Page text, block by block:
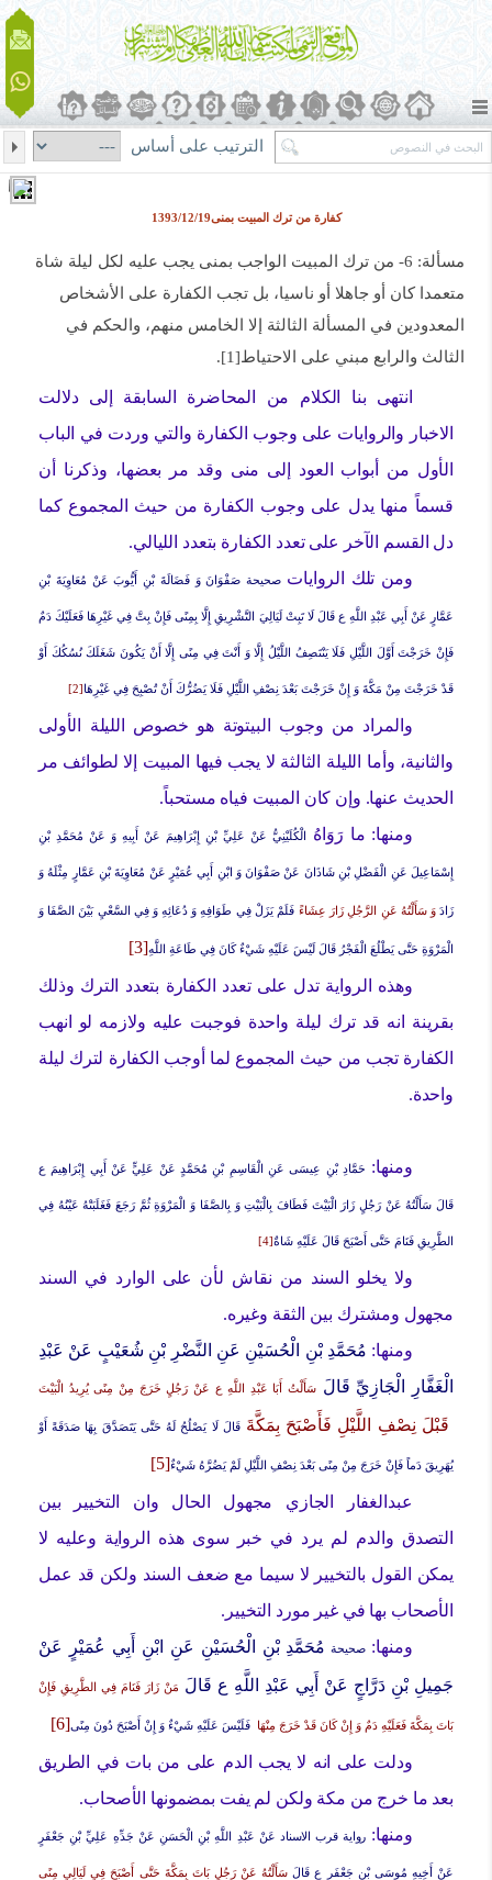
الترتيب على أساس
كفارة من ترك المبيت بمنى1393/12/19
مسألة: 6- من ترك المبيت الواجب بمنى يجب عليه لكل ليلة شاة
متعمدا كان أو جاهلا أو ناسيا، بل تجب الكفارة على الأشخاص
المعدودين في المسألة الثالثة إلا الخامس منهم، والحكم في
الثالث والرابع مبني على الاحتياط[1].
انتهى بنا الكلام من المحاضرة السابقة إلى دلالت
الاخبار والروايات على وجوب الكفارة والتي وردت في الباب
الأول من أبواب العود إلى منى وقد مر بعضها، وذكرنا أن
قسماً منها يدل على وجوب الكفارة من حيث المجموع كما
دل القسم الآخر على تعدد الكفارة بتعدد الليالي.
ومن تلك الرواياتصحيحة صَفْوَانَ وَ فَضَالَةَ بْنِ أَيُّوبَ عَنْ مُعَاوِيَةَ بْنِ
عَمَّارٍ عَنْ أَبِي عَبْدِ اللَّهِ ع قَالَلَا تَبِتْ لَيَالِيَ التَّشْرِيقِ إِلَّا بِمِنًى فَإِنْ بِتَّ فِي غَيْرِهَا فَعَلَيْكَ دَمٌ
فَإِنْ خَرَجْتَ أَوَّلَ اللَّيْلِ فَلَا يَنْتَصِفُ اللَّيْلُ إِلَّا وَ أَنْتَ فِي مِنًى إِلَّا أَنْ يَكُونَ شَغَلَكَ نُسُكُكَ أَوْ
قَدْ خَرَجْتَ مِنْ مَكَّةَ وَ إِنْ خَرَجْتَ بَعْدَ نِصْفِ اللَّيْلِ فَلَا يَضُرُّكَ أَنْ تُصْبِحَ فِي غَيْرِهَا [2]
والمراد من وجوب البيتوتة هو خصوص الليلة الأولى
والثانية، وأما الليلة الثالثة لا يجب فيها المبيت إلا لطوائف مر
الحديث عنها. وإن كان المبيت فياه مستحباً.
ومنها: مارَوَاهُ الْكُلَيْنِيُّ عَنْ عَلِيِّ بْنِ إِبْرَاهِيمَ عَنْ أَبِيهِ وَ عَنْ مُحَمَّدِ بْنِ
إِسْمَاعِيلَ عَنِ الْفَضْلِ بْنِ شَاذَانَ عَنْ صَفْوَانَ وَ ابْنِ أَبِي عُمَيْرٍ عَنْ مُعَاوِيَةَ بْنِ عَمَّارٍ مِثْلَهُ وَ
زَادَوَ سَأَلْتُهُ عَنِ الرَّجُلِ زَارَ عِشَاءً فَلَمْ يَزَلْ فِي طَوَافِهِ وَ دُعَائِهِ وَ فِي السَّعْيِ بَيْنَ الصَّفَا وَ
الْمَرْوَةِ حَتَّى يَطْلُعَ الْفَجْرُ قَالَ لَيْسَ عَلَيْهِ شَيْ‏ءٌ كَانَ فِي طَاعَةِ اللَّهِ[3]
وهذه الرواية تدل على تعدد الكفارة بتعدد الترك وذلك
بقرينة انه قد ترك ليلة واحدة فوجبت عليه ولازمه لو انهب
الكفارة تجب من حيث المجموع لما أوجب الكفارة لترك ليلة
واحدة.
ومنها: حَمَّادِ بْنِ عِيسَى عَنِ الْقَاسِمِ بْنِ مُحَمَّدٍ عَنْ عَلِيٍّ عَنْ أَبِي إِبْرَاهِيمَ ع
قَالَ سَأَلْتُهُ عَنْ رَجُلٍ زَارَ الْبَيْتَ فَطَافَ‏ بِالْبَيْتِ وَ بِالصَّفَا وَ الْمَرْوَةِ ثُمَّ رَجَعَ فَغَلَبَتْهُ عَيْنُهُ فِي
الطَّرِيقِ فَنَامَ حَتَّى أَصْبَحَ قَالَ عَلَيْهِ شَاةٌ[4]
ولا يخلو السند من نقاش لأن على الوارد في السند
مجهول ومشترك بين الثقة وغيره.
ومنها: مُحَمَّدِ بْنِ الْحُسَيْنِ عَنِ النَّضْرِ بْنِ شُعَيْبٍ عَنْ عَبْدِ
الْغَفَّارِ الْجَازِيِّ قَالَ
سَأَلْتُ أَبَا عَبْدِ اللَّهِ ع عَنْ رَجُلٍ خَرَجَ مِنْ مِنًى يُرِيدُ الْبَيْتَ
قَبْلَ نِصْفِ اللَّيْلِ فَأَصْبَحَ بِمَكَّةَ قَالَ لَا يَصْلُحُ لَهُ حَتَّى يَتَصَدَّقَ بِهَا صَدَقَةً أَوْ
يُهَرِيقَ دَماً فَإِنْ خَرَجَ مِنْ مِنًى بَعْدَ نِصْفِ اللَّيْلِ لَمْ يَضُرَّهُ شَيْ‏ءٌ[5]
عبدالغفار الجازي مجهول الحال وان التخيير بين
التصدق والدم لم يرد في خبر سوى هذه الرواية وعليه لا
يمكن القول بالتخيير لا سيما مع ضعف السند ولكن قد عمل
الأصحاب بها في غير مورد التخيير.
ومنها:صحيحة مُحَمَّدِ بْنِ الْحُسَيْنِ عَنِ ابْنِ أَبِي عُمَيْرٍ عَنْ
جَمِيلِ بْنِ دَرَّاجٍ عَنْ أَبِي عَبْدِ اللَّهِ ع قَالَ مَنْ زَارَ فَنَامَ فِي الطَّرِيقِ فَإِنْ
بَاتَ بِمَكَّةَ فَعَلَيْهِ دَمٌ وَ إِنْ كَانَ قَدْ خَرَجَ مِنْهَا فَلَيْسَ عَلَيْهِ شَيْ‏ءٌ وَ إِنْ أَصْبَحَ دُونَ مِنًى[6]
ودلت على انه لا يجب الدم على من بات في الطريق
بعد ما خرج من مكة ولكن لم يفت بمضمونها الأصحاب.
ومنها: رواية قرب الاسناد عَنْ عَبْدِ اللَّهِ بْنِ الْحَسَنِ عَنْ جَدِّهِ عَلِيِّ بْنِ جَعْفَرٍ
عَنْ أَخِيهِ مُوسَى بْنِ جَعْفَرٍ ع قَالَ سَأَلْتُهُ عَنْ رَجُلٍ بَاتَ بِمَكَّةَ حَتَّى أَصْبَحَ فِي لَيَالِي مِنًى